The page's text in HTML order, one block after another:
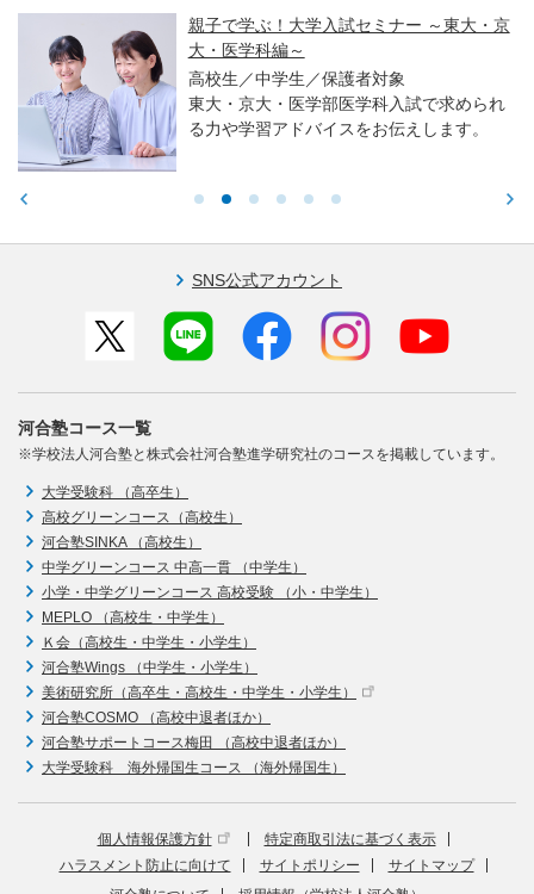
科入試で求められ
お伝えします。
【ユニフェス】大学
高卒生／高校生／中
8月23日（日）まで見
SNS公式アカウント
河合塾コース一覧
※学校法人河合塾と株式会社河合塾進学研究社のコースを掲載しています。
大学受験科 （高卒生）
高校グリーンコース（高校生）
河合塾SINKA （高校生）
中学グリーンコース 中高一貫 （中学生）
小学・中学グリーンコース 高校受験 （小・中学生）
MEPLO （高校生・中学生）
Ｋ会（高校生・中学生・小学生）
河合塾Wings （中学生・小学生）
美術研究所（高卒生・高校生・中学生・小学生）
河合塾COSMO （高校中退者ほか）
河合塾サポートコース梅田 （高校中退者ほか）
大学受験科 海外帰国生コース （海外帰国生）
個人情報保護方針
特定商取引法に基づく表示
ハラスメント防止に向けて
サイトポリシー
サイトマップ